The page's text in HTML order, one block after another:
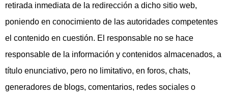
retirada inmediata de la redirección a dicho sitio web,
poniendo en conocimiento de las autoridades competentes
el contenido en cuestión. El responsable no se hace
responsable de la información y contenidos almacenados, a
título enunciativo, pero no limitativo, en foros, chats,
generadores de blogs, comentarios, redes sociales o